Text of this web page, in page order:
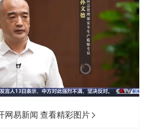
网易新闻 查看精彩图片